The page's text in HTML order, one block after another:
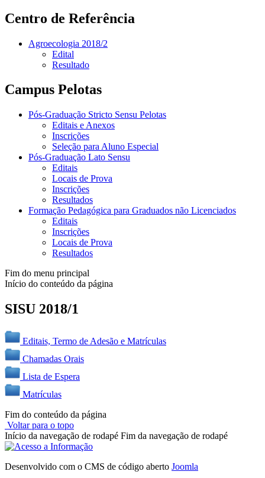
Centro de Referência
Agroecologia 2018/2
Edital
Resultado
Campus Pelotas
Pós-Graduação Stricto Sensu Pelotas
Editais e Anexos
Inscrições
Seleção para Aluno Especial
Pós-Graduação Lato Sensu
Editais
Locais de Prova
Inscrições
Resultados
Formação Pedagógica para Graduados não Licenciados
Editais
Inscrições
Locais de Prova
Resultados
Fim do menu principal
Início do conteúdo da página
SISU 2018/1
Editais, Termo de Adesão e Matrículas
Chamadas Orais
Lista de Espera
Matrículas
Fim do conteúdo da página
Voltar para o topo
Início da navegação de rodapé Fim da navegação de rodapé
Desenvolvido com o CMS de código aberto Joomla